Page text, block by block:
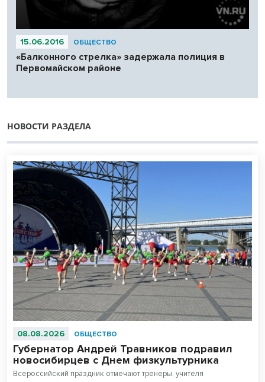
15.06.2016 ОБЩЕСТВО
«Балконного стрелка» задержала полиция в
Первомайском районе
НОВОСТИ РАЗДЕЛА
08.08.2026 ОБЩЕСТВО
Губернатор Андрей Травников подравил
новосибирцев с Днем физкультурника
Всероссийский праздник отмечают тренеры, учителя